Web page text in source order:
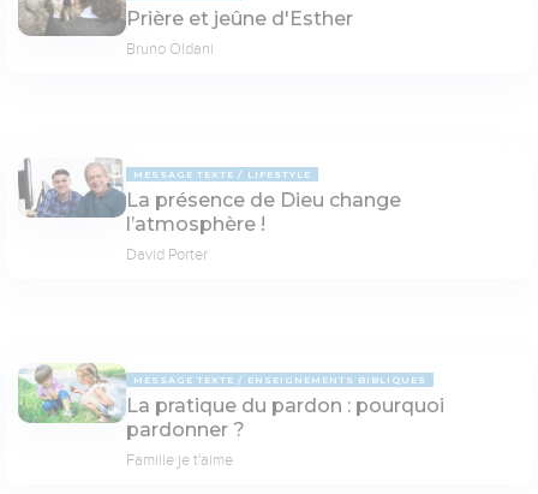
Prière et jeûne d'Esther
Bruno Oldani
MESSAGE TEXTE LIFESTYLE
La présence de Dieu change
l’atmosphère !
David Porter
MESSAGE TEXTE ENSEIGNEMENTS BIBLIQUES
La pratique du pardon : pourquoi
pardonner ?
Famille je t'aime